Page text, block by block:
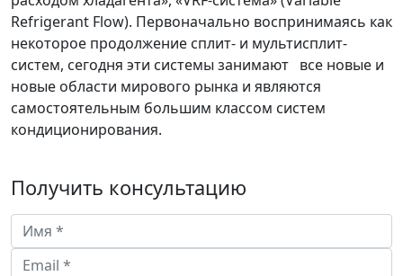
Refrigerant Flow). Первоначально воспринимаясь как
некоторое продолжение сплит- и мультисплит-
систем, сегодня эти системы занимают все новые и
новые области мирового рынка и являются
самостоятельным большим классом систем
кондиционирования.
Получить консультацию